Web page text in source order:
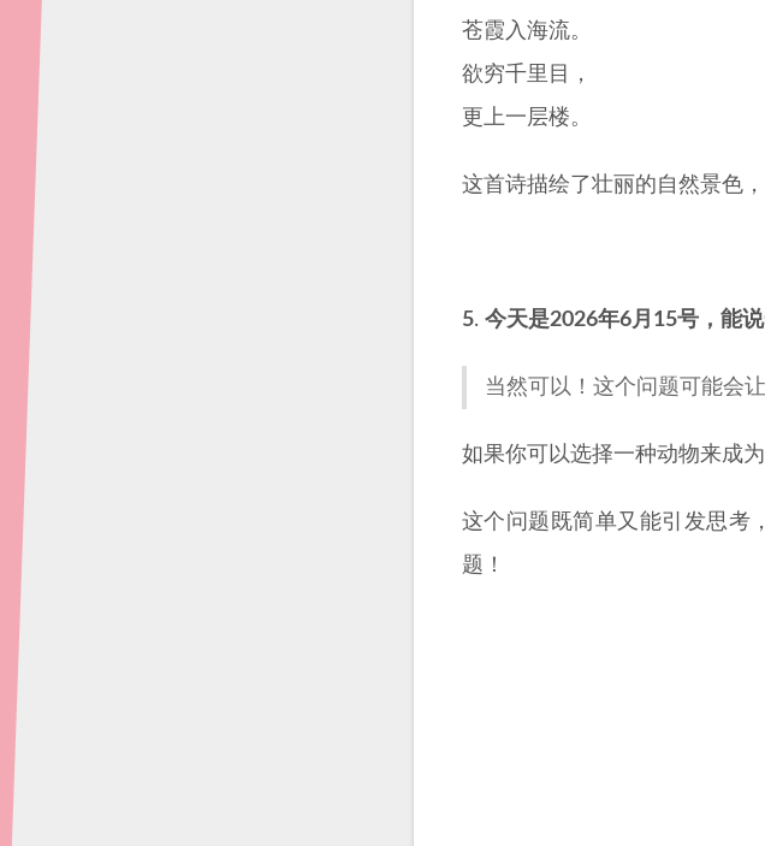
苍霞入海流。
欲穷千里目，
更上一层楼。
这首诗描绘了壮丽的自然景色
5. 今天是2026年6月15号，能
当然可以！这个问题可能会
如果你可以选择一种动物来成
这个问题既简单又能引发思考
题！